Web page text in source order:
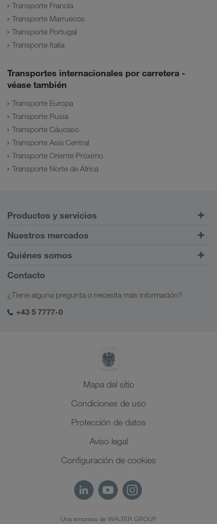
Transporte Francia
Transporte Marruecos
Transporte Portugal
Transporte Italia
Transportes internacionales por carretera -
véase también
Transporte Europa
Transporte Rusia
Transporte Cáucaso
Transporte Asia Central
Transporte Oriente Próximo
Transporte Norte de África
Productos y servicios
Transportes por carretera
Portal de clientes CONNECT
Soluciones digitales
Soluciones para diferentes sectores
Nuestros mercados
Europa
Cáucaso
Asia Central
Oriente Medio
Quiénes somos
Información sobre la empresa
Responsabilidad social
Management SHEQ
Contacto
¿Tiene alguna pregunta o necesita más información?
+43 5 7777-0
Mapa del sitio
Condiciones de uso
Protección de datos
Aviso legal
Configuración de cookies
Una empresa de WALTER GROUP